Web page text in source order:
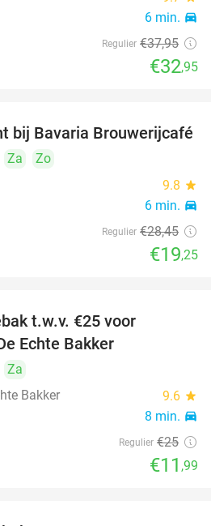
6 min. directions_car
Regulier €37,95
€32,95
32%
bij Bavaria Brouwerijcafé
Za
Zo
9.8 star
6 min. directions_car
Regulier €28,45
€19,25
t.w.v. €25 voor
Echte Bakker
Za
Bakker
9.6 star
8 min. directions_car
Regulier €25
€11 ,99